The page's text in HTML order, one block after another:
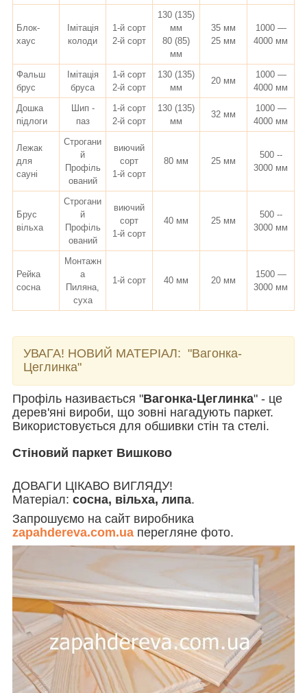
Блок-
хаус
Імітація
колоди
1-й сорт
2-й сорт
130 (135)
мм
80 (85)
мм
35 мм
25 мм
1000 —
4000 мм
Фальш
брус
Імітація
бруса
1-й сорт
2-й сорт
130 (135)
мм
20 мм
1000 —
4000 мм
Дошка
підлоги
Шип -
паз
1-й сорт
2-й сорт
130 (135)
мм
32 мм
1000 —
4000 мм
Лежак
для
сауні
Строгани
й
Профіль
ований
виючий
сорт
1-й сорт
80 мм 25 мм
500 --
3000 мм
Брус
вільха
Строгани
й
Профіль
ований
виючий
сорт
1-й сорт
40 мм 25 мм
500 --
3000 мм
Рейка
сосна
Монтажн
а
Пиляна,
суха
1-й сорт 40 мм 20 мм
1500 —
3000 мм
УВАГА! НОВИЙ МАТЕРІАЛ: "Вагонка-
Цеглинка"
Профіль називається "Вагонка-Цеглинка" - це
дерев'яні вироби, що зовні нагадують паркет.
Використовується для обшивки стін та стелі.
Стіновий паркет Вишково
ДОВАГИ ЦІКАВО ВИГЛЯДУ!
Матеріал: сосна, вільха, липа.
Запрошуємо на сайт виробника
zapahdereva.com.ua перегляне фото.